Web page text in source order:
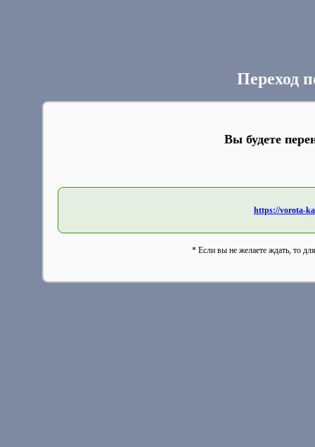
Переход
Вы будете
https://vorota-
* Если вы не желаете ждать, то